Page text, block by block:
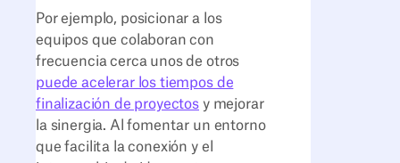
Por ejemplo, posicionar a los
equipos que colaboran con
frecuencia cerca unos de otros
puede acelerar los tiempos de
finalización de proyectos y mejorar
la sinergia. Al fomentar un entorno
que facilita la conexión y el